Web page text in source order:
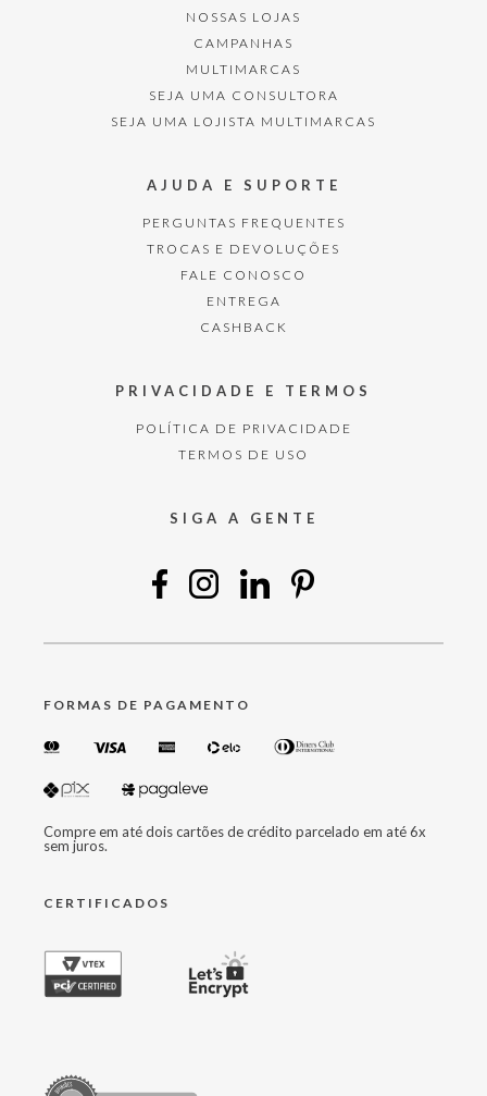
NOSSAS LOJAS
CAMPANHAS
MULTIMARCAS
SEJA UMA CONSULTORA
SEJA UMA LOJISTA MULTIMARCAS
AJUDA E SUPORTE
PERGUNTAS FREQUENTES
TROCAS E DEVOLUÇÕES
FALE CONOSCO
ENTREGA
CASHBACK
PRIVACIDADE E TERMOS
POLÍTICA DE PRIVACIDADE
TERMOS DE USO
SIGA A GENTE
FORMAS DE PAGAMENTO
Compre em até dois cartões de crédito parcelado em até 6x
sem juros.
CERTIFICADOS